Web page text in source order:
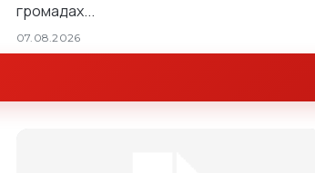
громадах...
07.08.2026